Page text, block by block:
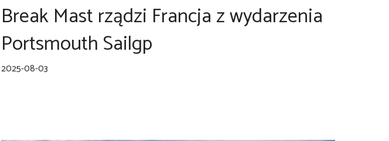
Break Mast rządzi Francja z wydarzenia
Portsmouth Sailgp
2025-08-03